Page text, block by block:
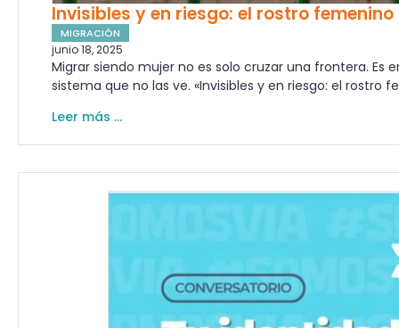
Invisibles y en riesgo: el rostro
MIGRACIÓN
junio 18, 2025
Migrar siendo mujer no es solo cruzar una frontera.
sistema que no las ve. «Invisibles y en riesgo: el rostro
Leer más ...